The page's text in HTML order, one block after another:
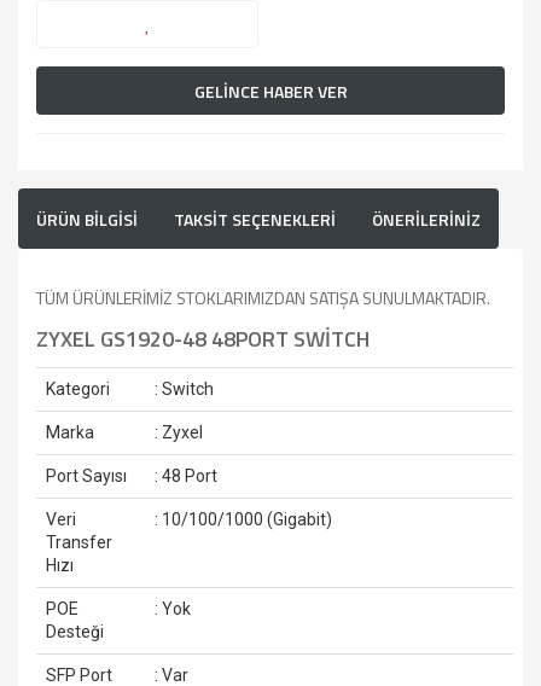
GELİNCE HABER VER
ÜRÜN BİLGİSİ TAKSİT SEÇENEKLERİ ÖNERİLERİNİZ
TÜM ÜRÜNLERİMİZ STOKLARIMIZDAN SATIŞA SUNULMAKTADIR.
ZYXEL GS1920-48 48PORT SWİTCH
Kategori : Switch
Marka : Zyxel
Port Sayısı : 48 Port
Veri
Transfer
Hızı
: 10/100/1000 (Gigabit)
POE
Desteği
: Yok
SFP Port : Var